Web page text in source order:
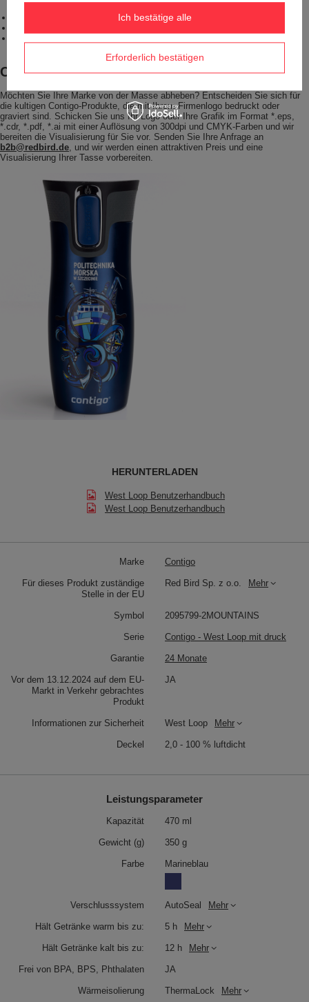
Contigo mit deinem Print
Möchten Sie Ihre Marke von der Masse abheben? Entscheiden Sie sich für
die kultigen Contigo-Produkte, die mit Ihrem Firmenlogo bedruckt oder
graviert sind. Schicken Sie uns Ihr Logo oder Ihre Grafik im Format *.eps,
*.cdr, *.pdf, *.ai mit einer Auflösung von 300dpi und CMYK-Farben und wir
bereiten die Visualisierung für Sie vor. Senden Sie Ihre Anfrage an
b2b@redbird.de , und wir werden einen attraktiven Preis und eine
Visualisierung Ihrer Tasse vorbereiten.
HERUNTERLADEN
West Loop Benutzerhandbuch
West Loop Benutzerhandbuch
Marke Contigo
Für dieses Produkt zuständige
Stelle in der EU
Red Bird Sp. z o.o. Mehr
Symbol 2095799-2MOUNTAINS
Serie Contigo - West Loop mit druck
Garantie 24 Monate
Vor dem 13.12.2024 auf dem EU-
Markt in Verkehr gebrachtes
Produkt
JA
Informationen zur Sicherheit West Loop Mehr
Deckel 2,0 - 100 % luftdicht
Leistungsparameter
Kapazität 470 ml
Gewicht (g) 350 g
Farbe Marineblau
Verschlusssystem AutoSeal Mehr
Hält Getränke warm bis zu: 5 h Mehr
Hält Getränke kalt bis zu: 12 h Mehr
Frei von BPA, BPS, Phthalaten JA
Wärmeisolierung ThermaLock Mehr
Erforderlich bestätigen
Ich bestätige alle